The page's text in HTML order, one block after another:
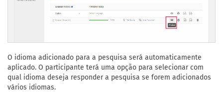
O idioma adicionado para a pesquisa será automaticamente
aplicado. O participante terá uma opção para selecionar com
qual idioma deseja responder a pesquisa se forem adicionados
vários idiomas.